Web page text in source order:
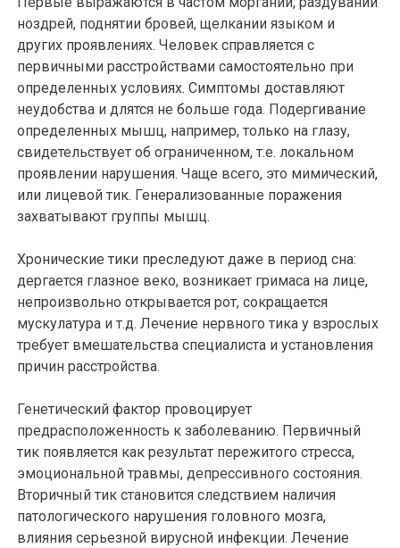
ноздрей, поднятии бровей, щелкании языком и
других проявлениях. Человек справляется с
первичными расстройствами самостоятельно при
определенных условиях. Симптомы доставляют
неудобства и длятся не больше года. Подергивание
определенных мышц, например, только на глазу,
свидетельствует об ограниченном, т.е. локальном
проявлении нарушения. Чаще всего, это мимический,
или лицевой тик. Генерализованные поражения
захватывают группы мышц.
Хронические тики преследуют даже в период сна:
дергается глазное веко, возникает гримаса на лице,
непроизвольно открывается рот, сокращается
мускулатура и т.д. Лечение нервного тика у взрослых
требует вмешательства специалиста и установления
причин расстройства.
Генетический фактор провоцирует
предрасположенность к заболеванию. Первичный
тик появляется как результат пережитого стресса,
эмоциональной травмы, депрессивного состояния.
Вторичный тик становится следствием наличия
патологического нарушения головного мозга,
влияния серьезной вирусной инфекции. Лечение